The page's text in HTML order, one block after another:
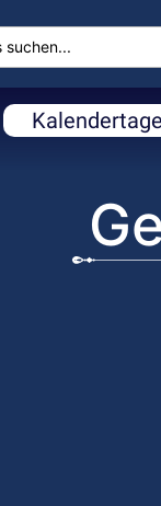
Kalendertage